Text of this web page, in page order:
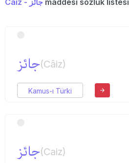
جائز(Câiz)
Kamus-ı Türki
جائز(Caiz)